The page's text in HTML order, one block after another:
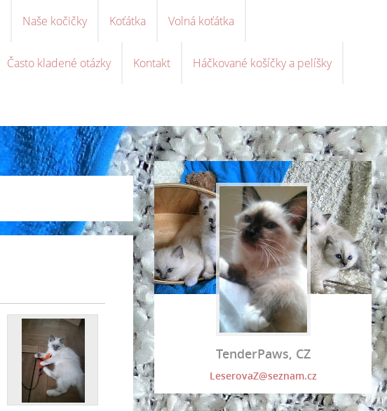
Naše kočičky Koťátka Volná koťátka
Často kladené otázky Kontakt Háčkované košíčky a pelíšky
TenderPaws, CZ
LeserovaZ@seznam.cz